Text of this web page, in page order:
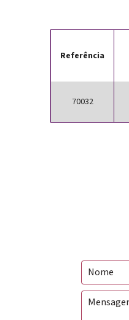
Referência
70032